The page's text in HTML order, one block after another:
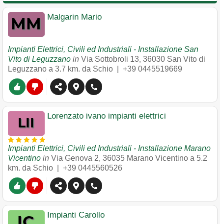
Malgarin Mario
Impianti Elettrici, Civili ed Industriali - Installazione San
Vito di Leguzzano in Via Sottobroli 13, 36030 San Vito di
Leguzzano a 3.7 km. da Schio | +39 0445519669
Lorenzato ivano impianti elettrici
Impianti Elettrici, Civili ed Industriali - Installazione Marano
Vicentino in Via Genova 2, 36035 Marano Vicentino a 5.2
km. da Schio | +39 0445560526
Impianti Carollo